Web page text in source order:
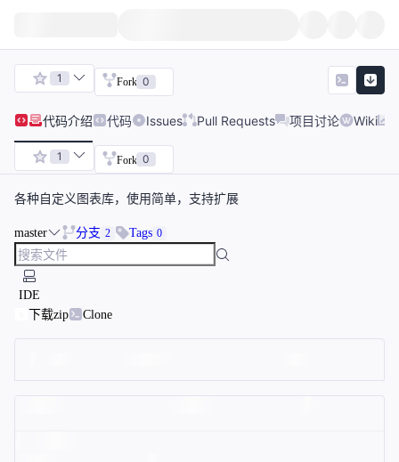
1 Fork 0
代码介绍 代码 Issues Pull Requests 项目讨论 Wiki
1 Fork 0
各种自定义图表库，使用简单，支持扩展
master 分支 2 Tags 0
IDE
下载zip
Clone